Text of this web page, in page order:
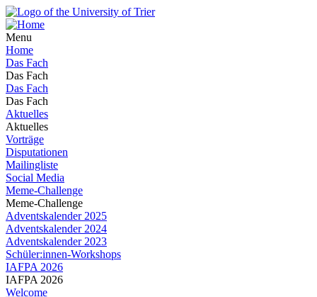
Menu
Home
Das Fach
Das Fach
Das Fach
Das Fach
Aktuelles
Aktuelles
Vorträge
Disputationen
Mailingliste
Social Media
Meme-Challenge
Meme-Challenge
Adventskalender 2025
Adventskalender 2024
Adventskalender 2023
Schüler:innen-Workshops
IAFPA 2026
IAFPA 2026
Welcome